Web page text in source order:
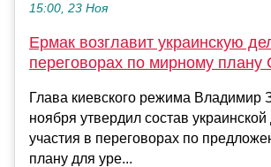
15:00, 23 Ноя
Ермак возглавит украинскую
переговорах по мирному
Глава киевского режима Владимир
ноября утвердил состав
участия в переговорах по
плану для уре...